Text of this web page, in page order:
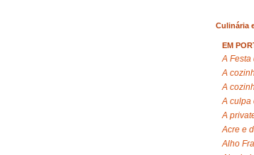
Culinária
EM
A Festa
A
A
A culpa
A
Acre e
Alho